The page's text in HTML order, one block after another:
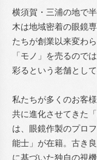
横須賀・三浦の地で
木は地域密着の眼鏡
たちが創業以来変わ
「モノ」を売るので
彩るという老舗として
私たちが多くのお客
共に進化させてきた
は、眼鏡作製のプロ
能士」が在籍。古き
に基づいた独自の視